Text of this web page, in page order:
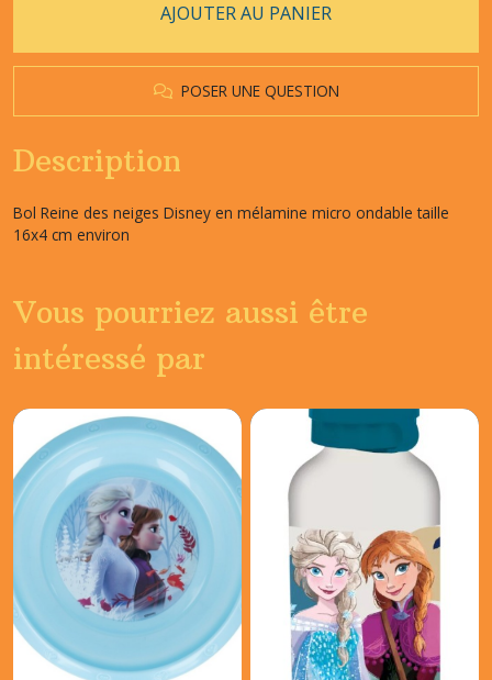
AJOUTER AU PANIER
POSER UNE QUESTION
Description
Bol Reine des neiges Disney en mélamine micro ondable taille
16x4 cm environ
Vous pourriez aussi être
intéressé par